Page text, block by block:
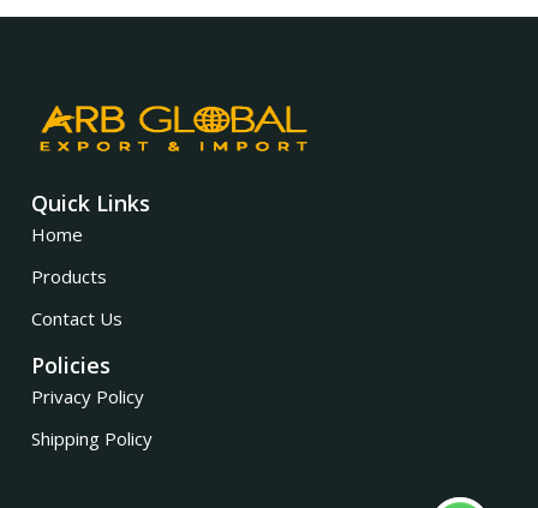
Quick Links
Home
Products
Contact Us
Policies
Privacy Policy
Shipping Policy